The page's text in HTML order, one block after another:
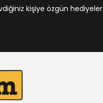
kişiye özgün hediyeler